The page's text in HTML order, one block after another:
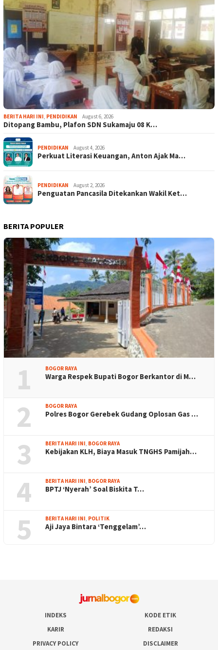
BERITA HARI INI PENDIDIKAN August 6, 2026
Ditopang Bambu, Plafon SDN Sukamaju 08 K…
PENDIDIKAN August 4, 2026
Perkuat Literasi Keuangan, Anton Ajak Ma…
PENDIDIKAN August 2, 2026
Penguatan Pancasila Ditekankan Wakil Ket…
BERITA POPULER
1 BOGOR RAYA
Warga Respek Bupati Bogor Berkantor di M…
2 BOGOR RAYA
Polres Bogor Gerebek Gudang Oplosan Gas …
3 BERITA HARI INI BOGOR RAYA
Kebijakan KLH, Biaya Masuk TNGHS Pamijah…
4 BERITA HARI INI BOGOR RAYA
BPTJ ‘Nyerah’ Soal Biskita T…
5 BERITA HARI INI POLITIK
Aji Jaya Bintara ‘Tenggelam’…
INDEKS
KODE ETIK
KARIR
REDAKSI
PRIVACY POLICY
DISCLAIMER